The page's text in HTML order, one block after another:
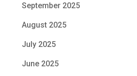
September 2025
August 2025
July 2025
June 2025